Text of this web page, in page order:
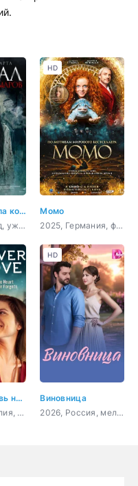
Астрал. Школа кошмаров
2025, Таиланд, ужасы
Момо
2025, Германия, фэнтези, семейный
HD
Первая любовь навсегда
2020, Австралия, Филиппины, драма, мелодрама
Виновница
2026, Россия, мелодрама
HD